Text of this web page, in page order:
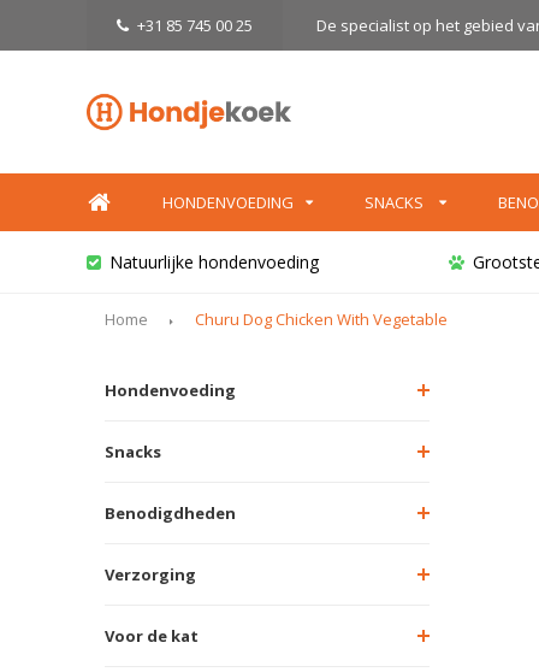
+31 85 745 00 25 De specialist op het gebied
HONDENVOEDING SNACKS
Natuurlijke hondenvoeding
Home Churu Dog Chicken With Vegetable
Hondenvoeding
Snacks
Benodigdheden
Verzorging
Voor de kat